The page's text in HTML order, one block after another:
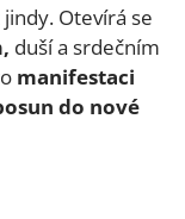
Otevírá se
duší a srdečním
manifestaci
do nové